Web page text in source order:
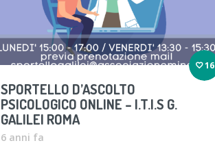
16
SPORTELLO D’ASCOLTO
PSICOLOGICO ONLINE – I.T.I.S G.
GALILEI ROMA
6 anni fa